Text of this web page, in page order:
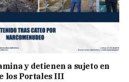
y detienen a sujeto en
los Portales III